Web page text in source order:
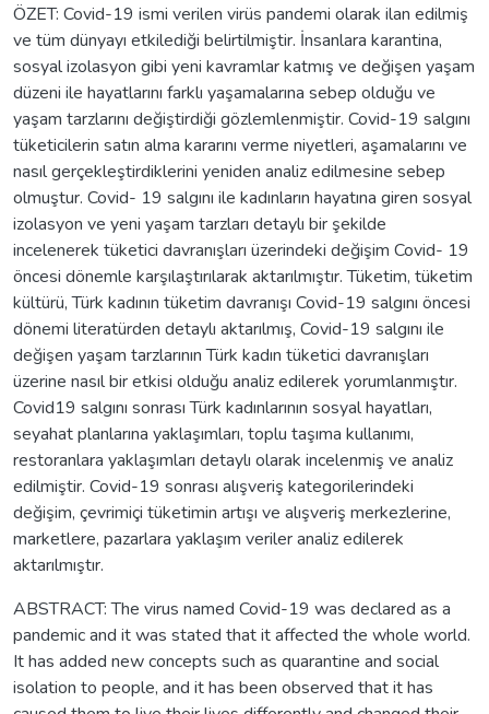
ÖZET: Covid-19 ismi verilen virüs pandemi olarak ilan edilmiş
ve tüm dünyayı etkilediği belirtilmiştir. İnsanlara karantina,
sosyal izolasyon gibi yeni kavramlar katmış ve değişen yaşam
düzeni ile hayatlarını farklı yaşamalarına sebep olduğu ve
yaşam tarzlarını değiştirdiği gözlemlenmiştir. Covid-19 salgını
tüketicilerin satın alma kararını verme niyetleri, aşamalarını ve
nasıl gerçekleştirdiklerini yeniden analiz edilmesine sebep
olmuştur. Covid- 19 salgını ile kadınların hayatına giren sosyal
izolasyon ve yeni yaşam tarzları detaylı bir şekilde
incelenerek tüketici davranışları üzerindeki değişim Covid- 19
öncesi dönemle karşılaştırılarak aktarılmıştır. Tüketim, tüketim
kültürü, Türk kadının tüketim davranışı Covid-19 salgını öncesi
dönemi literatürden detaylı aktarılmış, Covid-19 salgını ile
değişen yaşam tarzlarının Türk kadın tüketici davranışları
üzerine nasıl bir etkisi olduğu analiz edilerek yorumlanmıştır.
Covid19 salgını sonrası Türk kadınlarının sosyal hayatları,
seyahat planlarına yaklaşımları, toplu taşıma kullanımı,
restoranlara yaklaşımları detaylı olarak incelenmiş ve analiz
edilmiştir. Covid-19 sonrası alışveriş kategorilerindeki
değişim, çevrimiçi tüketimin artışı ve alışveriş merkezlerine,
marketlere, pazarlara yaklaşım veriler analiz edilerek
aktarılmıştır.
ABSTRACT: The virus named Covid-19 was declared as a
pandemic and it was stated that it affected the whole world.
It has added new concepts such as quarantine and social
isolation to people, and it has been observed that it has